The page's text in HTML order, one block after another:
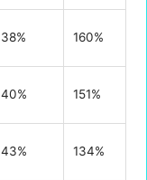
38% 160%
40% 151%
43% 134%